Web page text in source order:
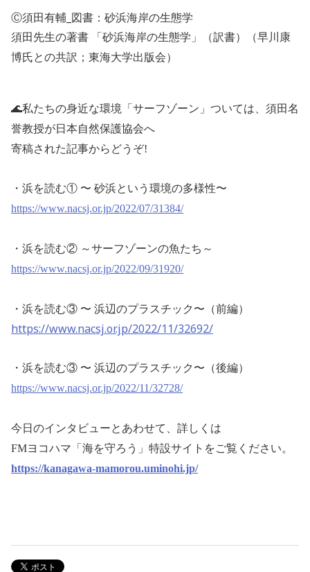
Ⓒ須田有輔_図書：砂浜海岸の生態学
須田先生の著書 「砂浜海岸の生態学」（訳書）（早川康
博氏との共訳；東海大学出版会）
🌊私たちの身近な環境「サーフゾーン」ついては、 須田名
誉教授が日本自然保護協会へ
寄稿された記事からどうぞ!
・ 浜を読む① 〜 砂浜という環境の多様性〜
https://www.nacsj.or.jp/2022/07/31384/
・ 浜を読む② ～サーフゾーンの魚たち～
https://www.nacsj.or.jp/2022/09/31920/
・ 浜を読む③ 〜 浜辺のプラスチック〜（前編）
https://www.nacsj.or.jp/2022/11/32692/
・ 浜を読む③ 〜 浜辺のプラスチック〜（後編）
https://www.nacsj.or.jp/2022/11/32728/
今日のインタビューとあわせて、詳しくは
FMヨコハマ「海を守ろう」特設サイトをご覧ください。
https://kanagawa-mamorou.uminohi.jp/